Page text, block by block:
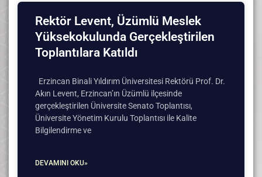
Rektör Levent, Üzümlü Meslek
Yüksekokulunda Gerçekleştirilen
Toplantılara Katıldı
Erzincan Binali Yıldırım Üniversitesi Rektörü Prof. Dr.
Akın Levent, Erzincan’ın Üzümlü ilçesinde
gerçekleştirilen Üniversite Senato Toplantısı,
Üniversite Yönetim Kurulu Toplantısı ile Kalite
Bilgilendirme ve
DEVAMINI OKU»